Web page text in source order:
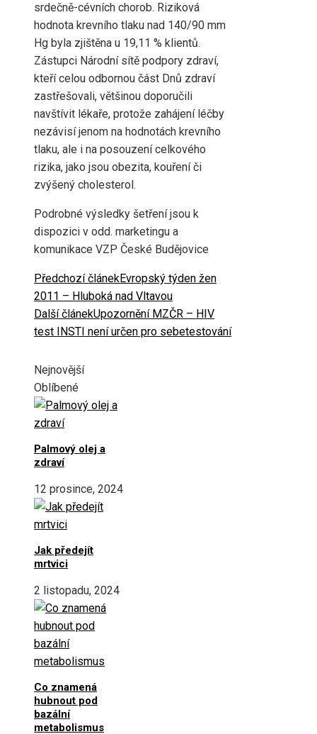
srdečně-cévních chorob. Riziková
hodnota krevního tlaku nad 140/90 mm
Hg byla zjištěna u 19,11 % klientů.
Zástupci Národní sítě podpory zdraví,
kteří celou odbornou část Dnů zdraví
zastřešovali, většinou doporučili
navštívit lékaře, protože zahájení léčby
nezávisí jenom na hodnotách krevního
tlaku, ale i na posouzení celkového
rizika, jako jsou obezita, kouření či
zvýšený cholesterol.
Podrobné výsledky šetření jsou k
dispozici v odd. marketingu a
komunikace VZP České Budějovice
Předchozí článekEvropský týden žen
2011 – Hluboká nad Vltavou
Další článekUpozornění MZČR – HIV
test INSTI není určen pro sebetestování
Nejnovější
Oblíbené
Palmový olej a
zdraví
12 prosince, 2024
Jak předejít
mrtvici
2 listopadu, 2024
Co znamená
hubnout pod
bazální
metabolismus